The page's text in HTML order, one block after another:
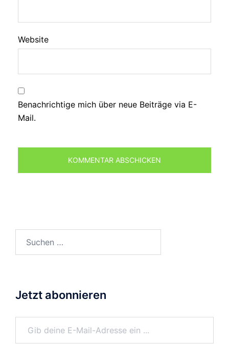
Website
Benachrichtige mich über neue Beiträge via E-
Mail.
Jetzt abonnieren
Gib deine E-Mail-Adresse ein ...